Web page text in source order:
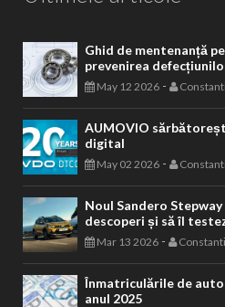
Ghid de mentenanță
prevenirea
May 12 2026 -
AUMOVIO
digital
May 02 2026 -
Noul Sandero
descoperi și să îl
Mar 13 2026 -
Înmatriculările de
anul 2025